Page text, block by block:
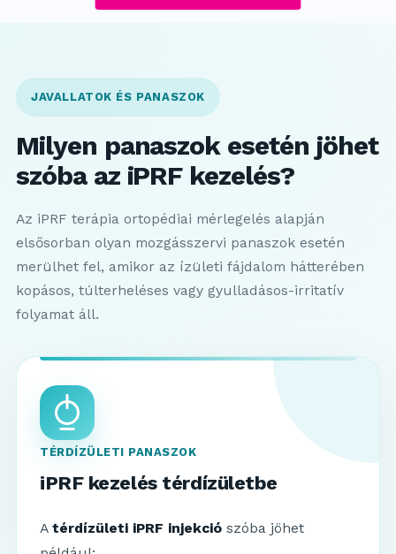
JAVALLATOK ÉS PANASZOK
Milyen panaszok esetén jöhet
szóba az iPRF kezelés?
Az iPRF terápia ortopédiai mérlegelés alapján
elsősorban olyan mozgásszervi panaszok esetén
merülhet fel, amikor az ízületi fájdalom hátterében
kopásos, túlterheléses vagy gyulladásos-irritatív
folyamat áll.
TÉRDÍZÜLETI PANASZOK
iPRF kezelés térdízületbe
A térdízületi iPRF injekció szóba jöhet